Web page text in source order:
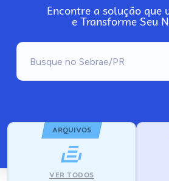
Encontre a solução que
e Transforme Seu
ARQUIVOS
VER TODOS